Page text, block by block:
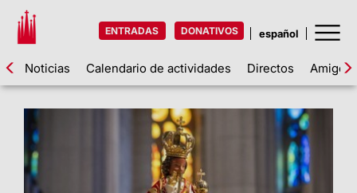
ENTRADAS DONATIVOS
Noticias Calendario de actividades Directos Amigos